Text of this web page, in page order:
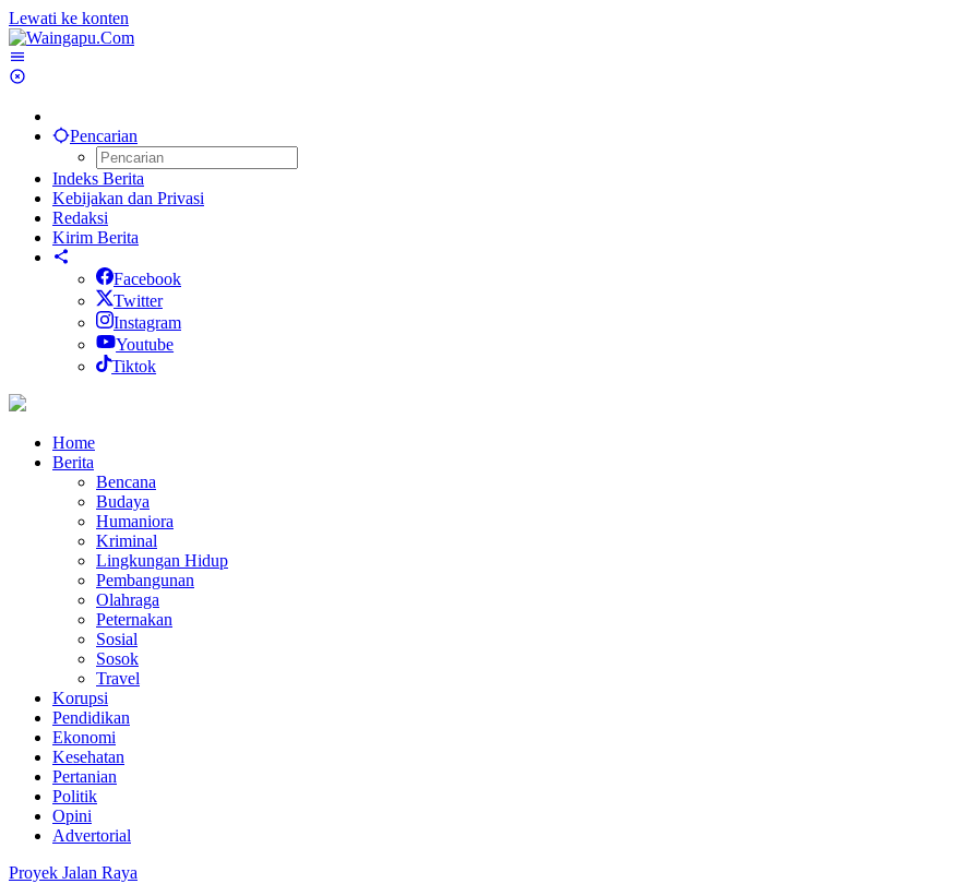
Lewati ke konten
Pencarian
Indeks Berita
Kebijakan dan Privasi
Redaksi
Kirim Berita
Facebook
Twitter
Instagram
Youtube
Tiktok
Home
Berita
Bencana
Budaya
Humaniora
Kriminal
Lingkungan Hidup
Pembangunan
Olahraga
Peternakan
Sosial
Sosok
Travel
Korupsi
Pendidikan
Ekonomi
Kesehatan
Pertanian
Politik
Opini
Advertorial
Proyek Jalan Raya